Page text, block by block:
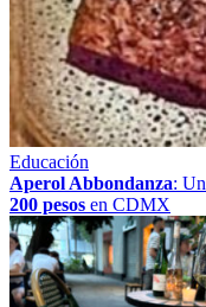
Educación
Aperol Abbondanza: Un
200 pesos en CDMX